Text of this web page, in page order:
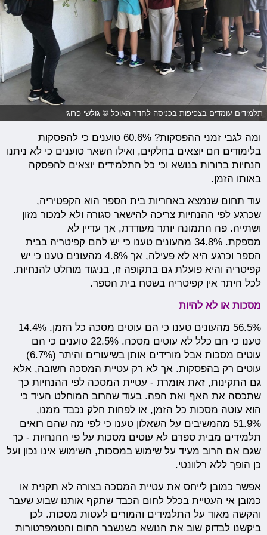
תלמידים עומדים בצפיפות בכניסה לחדר האוכל © גולשי פרוגי
ומה לגבי זמני ההפסקות? 60.6% טוענים כי להפסקות
בלימודים הם יוצאים בחלקים, ואילו השאר טוענים כי לא ניתנו
הנחיות ברורות בנושא וכי כל התלמידים יוצאים להפסקה
באותו הזמן.
עוד תחום שנמצא באחריות בית הספר הוא הקפטיריה,
שכרגע לפי ההנחיות צריכה להישאר סגורה ולא למכור מזון
ושתייה. פה התמונה יותר מעודדת, אך עדיין לא
מספקת. 34.8% מהעונים טענו כי יש להם קפיטריה בבית
הספר וכרגע היא לא פעילה, אך 4.8% מהעונים טענו כי יש
קפיטריה והיא פועלת גם בתקופה זו, בניגוד מוחלט להנחיות.
לכל היתר אין קפיטריה בשטח בית הספר.
מסכות או לא להיות
56.5% מהעונים טענו כי הם עוטים מסכה כל הזמן. 14.4%
טענו כי הם כלל לא עוטים מסכה. 22.5% טוענים כי הם
עוטים מסכות אבל מורידים אותן בשיעורים והיתר (6.7%)
עוטים רק בהפסקות. אך לא רק עטיית המסכה חשובה, אלא
גם התקינות, זאת אומרת - עטיית המסכה לפי ההנחיות כך
שתכסה את האף ואת הפה. בעוד שהרוב המוחלט העיד כי
הוא עוטה מסכות כל הזמן, או לפחות חלק נכבד ממנו,
51.9% מהמשיבים על השאלון טענו כי לפי מה שהם רואים
תלמידים מבית ספרם לא עוטים מסכות על פי ההנחיות - כך
שגם אם הרוב מעיד על שימוש במסכות, השימוש אינו נכון ועל
כן הופך ללא רלוונטי.
אפשר כמובן לייחס את עטיית המסכה בצורה לא תקנית או
כמובן אי העטיית בכלל לחום הכבד שתקף אותנו שבוע שעבר
והקשה מאוד על התלמידים והמורים לעטות מסכות. לכן
ביקשנו לבדוק שוב את הנושא כשנשבר החום והטמפרטורות